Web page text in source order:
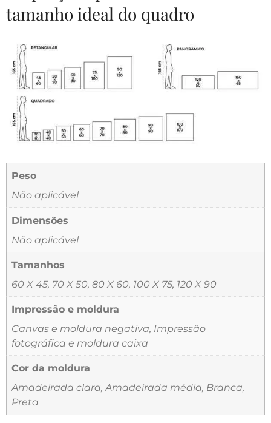
tamanho ideal do quadro
Peso
Não aplicável
Dimensões
Não aplicável
Tamanhos
60 X 45, 70 X 50, 80 X 60, 100 X 75, 120 X 90
Impressão e moldura
Canvas e moldura negativa, Impressão
fotográfica e moldura caixa
Cor da moldura
Amadeirada clara, Amadeirada média, Branca,
Preta